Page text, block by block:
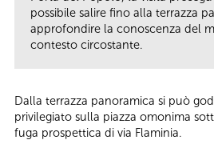
possibile salire fino alla terrazza
approfondire la conoscenza del
contesto circostante.
Dalla terrazza panoramica si può
privilegiato sulla piazza omonima
fuga prospettica di via Flaminia.